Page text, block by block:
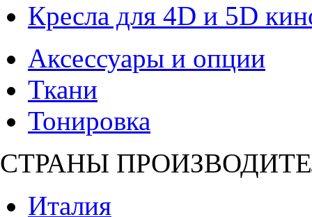
Кресла для 4D и 5D
Аксессуары и опции
Ткани
Тонировка
СТРАНЫ
Италия